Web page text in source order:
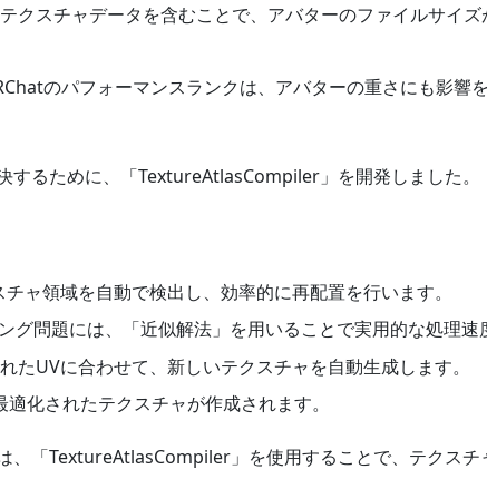
クスチャデータを含むことで、アバターのファイルサイ
のパフォーマンスランクは、アバターの重さにも影
するために、「TextureAtlasCompiler」を開発しました。
ャ領域を自動で検出し、効率的に再配置を行います。
グ問題には、「近似解法」を用いることで実用的な処理速
たUVに合わせて、新しいテクスチャを自動生成します。
化されたテクスチャが作成されます。
、「TextureAtlasCompiler」を使用することで、テクス